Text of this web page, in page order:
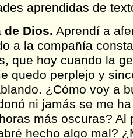
aprendidas de
de Dios. Aprendí a
a la compañía
que hoy cuando la
quedo perplejo y
¿Cómo voy a
ni jamás se me
más oscuras? Al
hecho algo mal?